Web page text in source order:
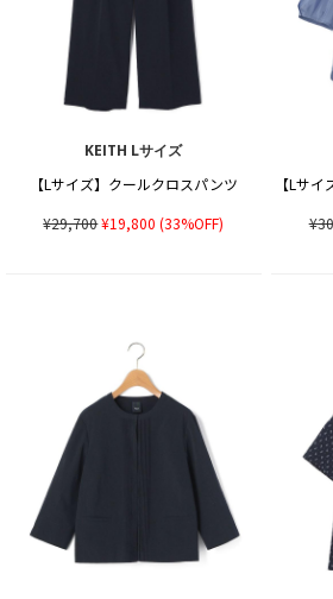
KEITH Lサイズ
【Lサイズ】クールクロスパンツ
¥29,700¥19,800 (33%OFF)
【Lサ